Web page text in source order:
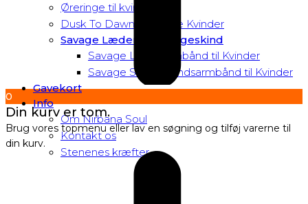
Øreringe til kvinder
Dusk To Dawn Exclusive Kvinder
Savage Læder og Slangeskind
Savage Læderarmbånd til Kvinder
Savage Slangeskindsarmbånd til Kvinder
Gavekort
Info
Om Nirbana Soul
Kontakt os
Stenenes kræfter
0
Din kurv er tom.
Brug vores topmenu eller lav en søgning og tilføj varerne til
din kurv.